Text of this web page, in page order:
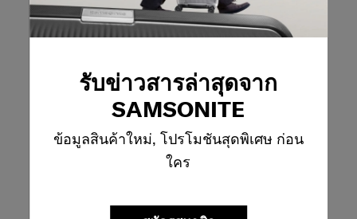
รับข่าวสารล่าสุดจาก
SAMSONITE
ข้อมูลสินค้าใหม่, โปรโมชันสุดพิเศษ ก่อน
ใคร
1 ดาวดาว
บทวิจารณ์0 บทที่
5.0
เขียนรีวิว